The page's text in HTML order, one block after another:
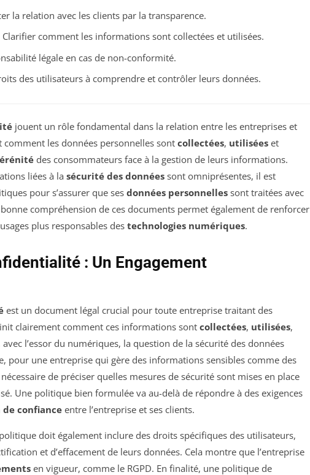
la relation avec les clients par la transparence.
comment les informations sont collectées et utilisées.
légale en cas de non-conformité.
des utilisateurs à comprendre et contrôler leurs données.
jouent un rôle fondamental dans la relation entre les entreprises et
les données personnelles sont collectées, utilisées et
des consommateurs face à la gestion de leurs informations.
liées à la sécurité des données sont omniprésentes, il est
pour s’assurer que ses données personnelles sont traitées avec
compréhension de ces documents permet également de renforcer
plus responsables des technologies numériques.
: Un Engagement
est un document légal crucial pour toute entreprise traitant des
clairement comment ces informations sont collectées, utilisées,
avec l’essor du numériques, la question de la sécurité des données
pour une entreprise qui gère des informations sensibles comme des
de préciser quelles mesures de sécurité sont mises en place
Une politique bien formulée va au-delà de répondre à des exigences
confiance entre l’entreprise et ses clients.
doit également inclure des droits spécifiques des utilisateurs,
et d’effacement de leurs données. Cela montre que l’entreprise
en vigueur, comme le RGPD. En finalité, une politique de